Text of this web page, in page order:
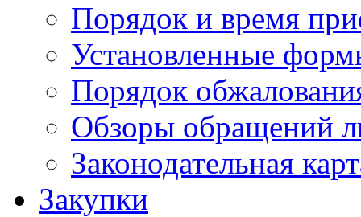
Порядок и время
Установленные
Порядок
Обзоры обращений
Законодательная
Закупки